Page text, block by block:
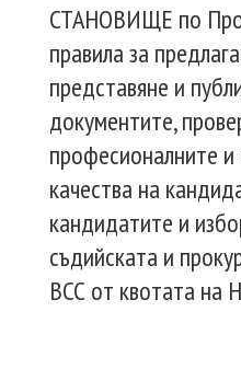
СТАНОВИЩЕ по
правила за
представяне и
документите,
професионалните и
качества на
кандидатите и
съдийската и
ВСС от квотата на